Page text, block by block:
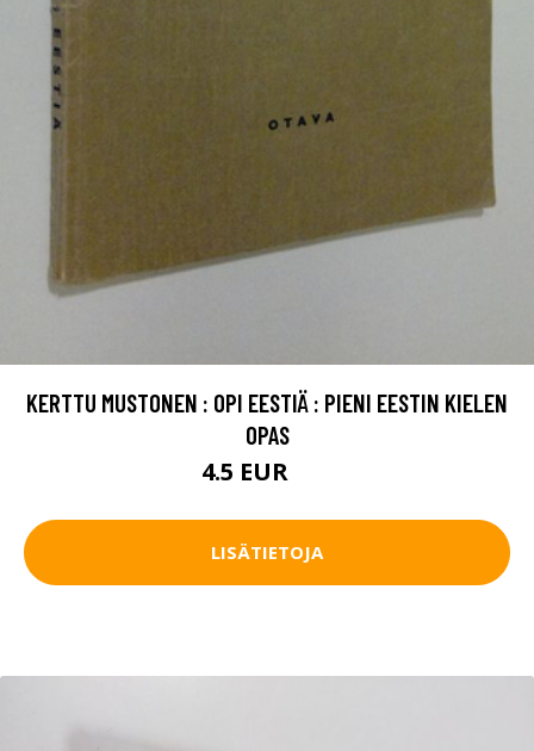
KERTTU MUSTONEN : OPI EESTIÄ : PIENI EESTIN KIELEN
OPAS
4.5 EUR
LISÄTIETOJA